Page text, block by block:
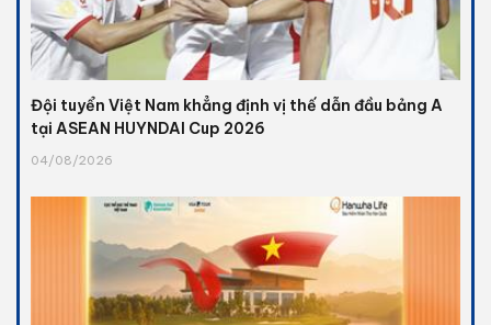
Đội tuyển Việt Nam khẳng định vị thế dẫn đầu bảng A
tại ASEAN HUYNDAI Cup 2026
04/08/2026